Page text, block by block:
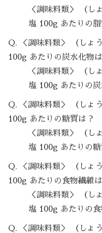
＜調味料類＞ （し
塩 100g あたりの脂
Q. ＜調味料類＞ （しょ
100g あたりの炭水化物
＜調味料類＞ （し
塩 100g あたりの炭
Q. ＜調味料類＞ （しょ
100g あたりの糖質は？
＜調味料類＞ （し
塩 100g あたりの糖
Q. ＜調味料類＞ （しょ
100g あたりの食物繊維
＜調味料類＞ （し
塩 100g あたりの食
Q. ＜調味料類＞ （しょ